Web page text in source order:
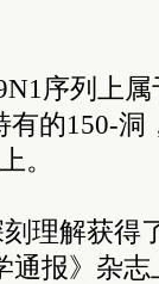
序列上
的150-洞
。
理解获得
通报》杂